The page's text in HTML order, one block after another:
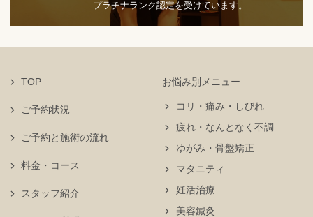
プラチナランク認定を受けています。
TOP
ご予約状況
お悩み別メニュー
コリ・痛み・しびれ
疲れ・なんとなく不調
ゆがみ・骨盤矯正
マタニティ
妊活治療
美容鍼灸
ご予約と施術の流れ
料金・コース
スタッフ紹介